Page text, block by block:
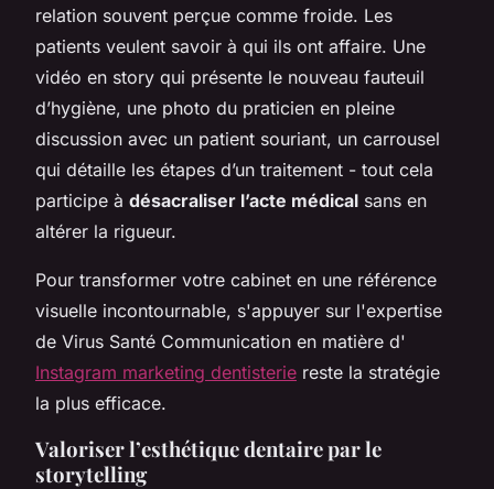
relation souvent perçue comme froide. Les
patients veulent savoir à qui ils ont affaire. Une
vidéo en story qui présente le nouveau fauteuil
d’hygiène, une photo du praticien en pleine
discussion avec un patient souriant, un carrousel
qui détaille les étapes d’un traitement - tout cela
participe à désacraliser l’acte médical sans en
altérer la rigueur.
Pour transformer votre cabinet en une référence
visuelle incontournable, s'appuyer sur l'expertise
de Virus Santé Communication en matière d'
Instagram marketing dentisterie reste la stratégie
la plus efficace.
Valoriser l’esthétique dentaire par le
storytelling